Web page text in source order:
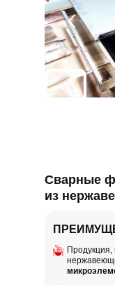
Сварные
из